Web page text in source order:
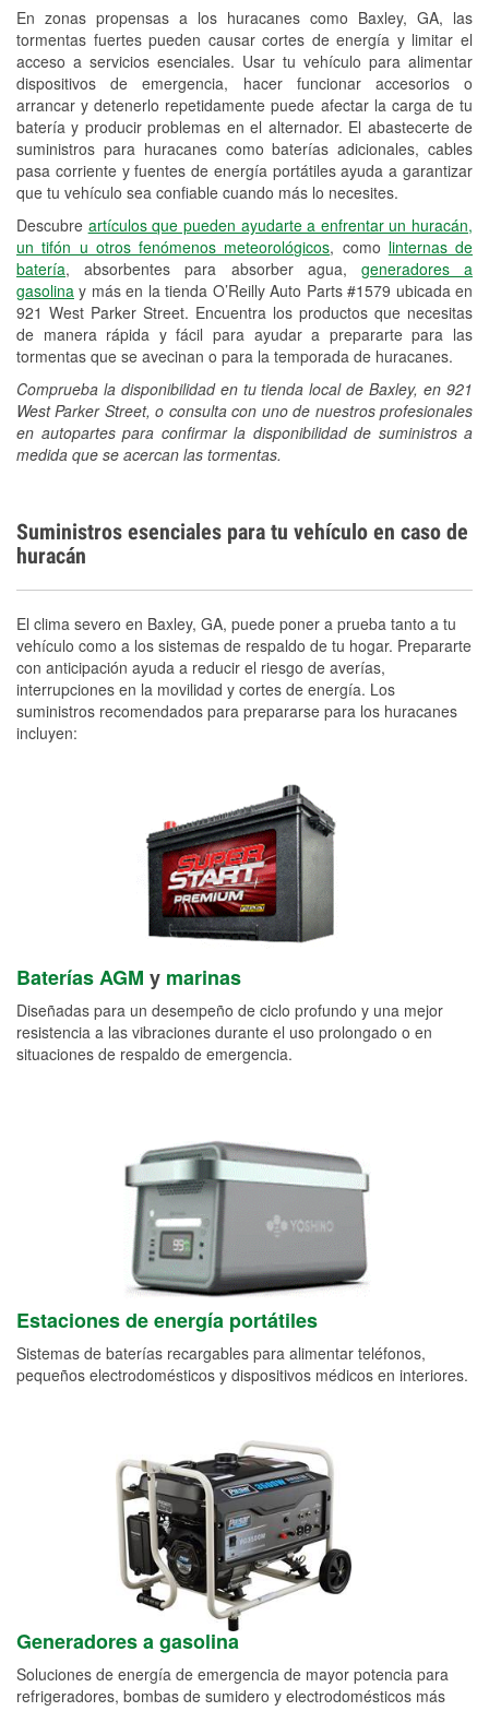
En zonas propensas a los huracanes como Baxley, GA, las
tormentas fuertes pueden causar cortes de energía y limitar el
acceso a servicios esenciales. Usar tu vehículo para alimentar
dispositivos de emergencia, hacer funcionar accesorios o
arrancar y detenerlo repetidamente puede afectar la carga de tu
batería y producir problemas en el alternador. El abastecerte de
suministros para huracanes como baterías adicionales, cables
pasa corriente y fuentes de energía portátiles ayuda a garantizar
que tu vehículo sea confiable cuando más lo necesites.
Descubre artículos que pueden ayudarte a enfrentar un huracán,
un tifón u otros fenómenos meteorológicos, como linternas de
batería, absorbentes para absorber agua, generadores a
gasolina y más en la tienda O’Reilly Auto Parts #1579 ubicada en
921 West Parker Street. Encuentra los productos que necesitas
de manera rápida y fácil para ayudar a prepararte para las
tormentas que se avecinan o para la temporada de huracanes.
Comprueba la disponibilidad en tu tienda local de Baxley, en 921
West Parker Street, o consulta con uno de nuestros profesionales
en autopartes para confirmar la disponibilidad de suministros a
medida que se acercan las tormentas.
freno
Hurricane Supplies
Conoce más
Suministros esenciales para tu vehículo en caso de
huracán
El clima severo en Baxley, GA, puede poner a prueba tanto a tu
vehículo como a los sistemas de respaldo de tu hogar. Prepararte
con anticipación ayuda a reducir el riesgo de averías,
interrupciones en la movilidad y cortes de energía. Los
suministros recomendados para prepararse para los huracanes
incluyen:
Baterías AGM y marinas
Diseñadas para un desempeño de ciclo profundo y una mejor
resistencia a las vibraciones durante el uso prolongado o en
situaciones de respaldo de emergencia.
Estaciones de energía portátiles
Sistemas de baterías recargables para alimentar teléfonos,
pequeños electrodomésticos y dispositivos médicos en interiores.
Generadores a gasolina
Soluciones de energía de emergencia de mayor potencia para
refrigeradores, bombas de sumidero y electrodomésticos más